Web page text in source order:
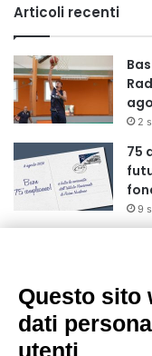
Articoli recenti
2
75
9
Questo sito
dati
utenti